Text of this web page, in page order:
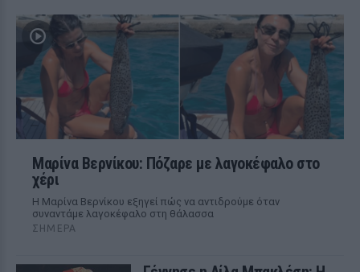
Μαρίνα Βερνίκου: Πόζαρε με λαγοκέφαλο στο
χέρι
Η Μαρίνα Βερνίκου εξηγεί πώς να αντιδρούμε όταν
συναντάμε λαγοκέφαλο στη θάλασσα
ΣΉΜΕΡΑ